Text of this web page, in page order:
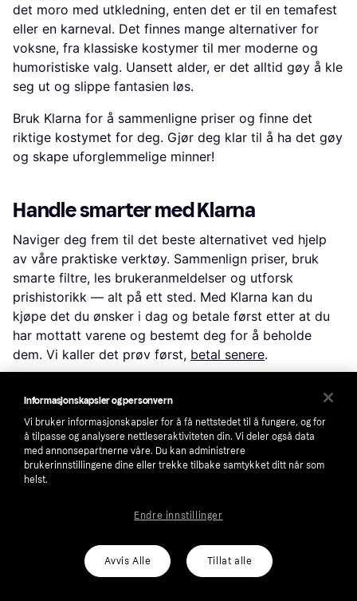
det moro med utkledning, enten det er til en temafest
eller en karneval. Det finnes mange alternativer for
voksne, fra klassiske kostymer til mer moderne og
humoristiske valg. Uansett alder, er det alltid gøy å kle
seg ut og slippe fantasien løs.
Bruk Klarna for å sammenligne priser og finne det
riktige kostymet for deg. Gjør deg klar til å ha det gøy
og skape uforglemmelige minner!
Handle smarter med Klarna
Naviger deg frem til det beste alternativet ved hjelp
av våre praktiske verktøy. Sammenlign priser, bruk
smarte filtre, les brukeranmeldelser og utforsk
prishistorikk — alt på ett sted. Med Klarna kan du
kjøpe det du ønsker i dag og betale først etter at du
har mottatt varene og bestemt deg for å beholde
dem. Vi kaller det prøv først, betal senere.
Filtrer og sorter
Leter du etter noe spesifikt? Filtrer etter alt fra pris og
merke til materiale eller farge for å se kun de
produktene som er relevante for deg. Siden
mellom butikker, kan du enkelt finne din perfekte
Anmeldelser: Se hva andre brukere synes
Informasjonskapsler og personvern
Vi bruker informasjonskapsler for å få nettstedet til å fungere, og for
å tilpasse og analysere nettleseraktiviteten din. Vi deler også data
med annonsepartnerne våre. Du kan administrere
brukerinnstillingene dine eller trekke tilbake samtykket ditt når som
helst.
Avvis Alle Tillat alle
Endre innstillinger